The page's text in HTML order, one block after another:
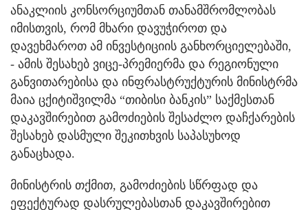
ანაკლიის კონსორციუმთან თანამშრომლობას
იმისთვის, რომ მხარი დავუჭიროთ და
დავეხმაროთ ამ ინვესტიციის განხორციელებაში,
- ამის შესახებ ვიცე-პრემიერმა და რეგიონული
განვითარებისა და ინფრასტრუქტურის მინისტრმა
მაია ცქიტიშვილმა “თიბისი ბანკის” საქმესთან
დაკავშირებით გამოძიების შესაძლო დაჩქარების
შესახებ დასმული შეკითხვის საპასუხოდ
განაცხადა.
მინისტრის თქმით, გამოძიების სწრფად და
ეფექტურად დასრულებასთან დაკავშირებით